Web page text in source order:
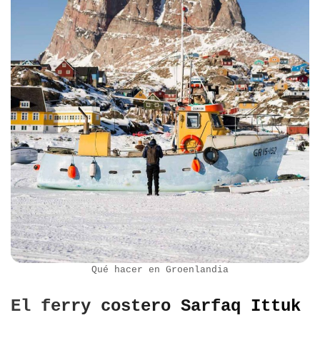
Qué hacer en Groenlandia
El ferry costero Sarfaq Ittuk